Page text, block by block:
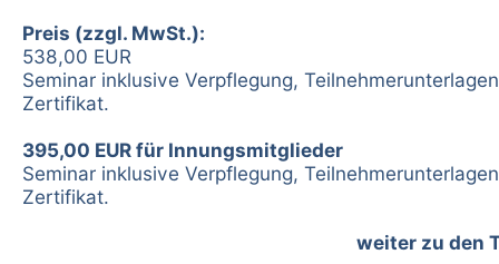
Preis (zzgl. MwSt.):
538,00 EUR
Seminar inklusive Verpflegung,
Zertifikat.
395,00 EUR für Innungsmitglieder
Seminar inklusive Verpflegung,
Zertifikat.
weiter zu den